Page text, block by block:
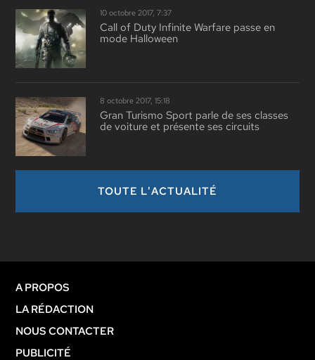
10 octobre 2017, 7:37
Call of Duty Infinite Warfare passe en
mode Halloween
8 octobre 2017, 15:18
Gran Turismo Sport parle de ses classes
de voiture et présente ses circuits
TOUTE L'ACTUALITÉ
A PROPOS
LA RÉDACTION
NOUS CONTACTER
PUBLICITÉ